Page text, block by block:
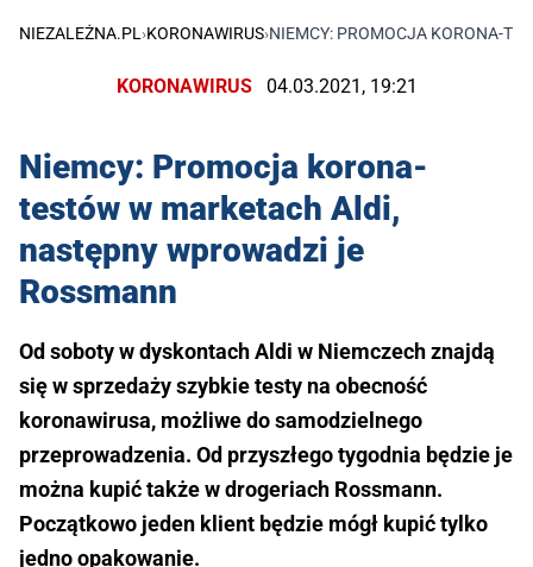
NIEZALEŻNA.PL›KORONAWIRUS›NIEMCY: PROMOCJA KORONA-
KORONAWIRUS 04.03.2021, 19:21
Niemcy: Promocja korona-
testów w marketach Aldi,
następny wprowadzi je
Rossmann
Od soboty w dyskontach Aldi w Niemczech znajdą
się w sprzedaży szybkie testy na obecność
koronawirusa, możliwe do samodzielnego
przeprowadzenia. Od przyszłego tygodnia będzie je
można kupić także w drogeriach Rossmann.
Początkowo jeden klient będzie mógł kupić tylko
jedno opakowanie.